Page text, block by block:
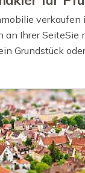
verkaufen
an Ihrer SeiteSie
Grundstück